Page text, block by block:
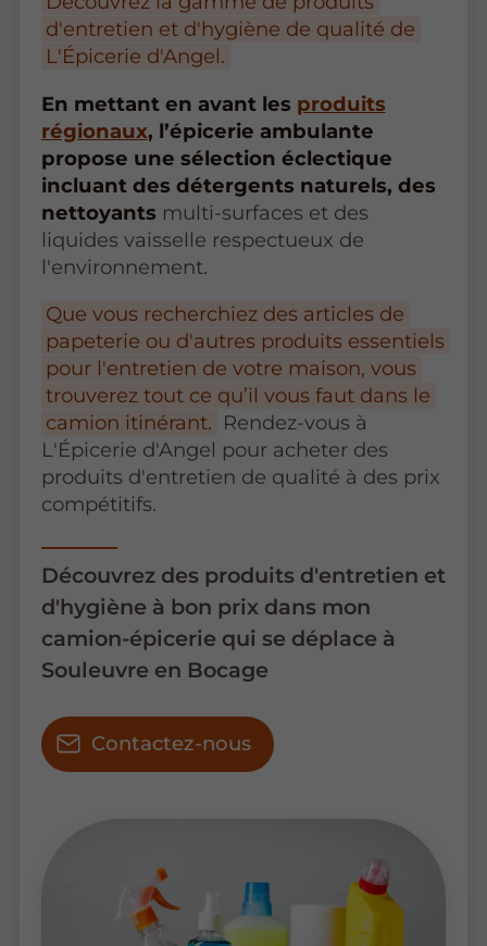
d'entretien et d'hygiène de qualité de
L'Épicerie d'Angel.
En mettant en avant les produits
régionaux, l’épicerie ambulante
propose une sélection éclectique
incluant des détergents naturels, des
nettoyants multi-surfaces et des
liquides vaisselle respectueux de
l'environnement.
Que vous recherchiez des articles de
papeterie ou d'autres produits essentiels
pour l'entretien de votre maison, vous
trouverez tout ce qu’il vous faut dans le
camion itinérant. Rendez-vous à
L'Épicerie d'Angel pour acheter des
produits d'entretien de qualité à des prix
compétitifs.
Découvrez des produits d'entretien et
d'hygiène à bon prix dans mon
camion-épicerie qui se déplace à
Souleuvre en Bocage
Contactez-nous